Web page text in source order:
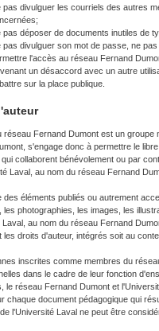
pas divulguer les courriels des autres
pas déposer de documents inutiles de
pas divulguer son mot de passe, ne
l'accès au réseau Fernand
un désaccord avec un autre
sur la place publique.
réseau Fernand Dumont est un
s'engage donc à permettre le
collaborent bénévolement ou par
Laval, au nom du réseau Fernand
des éléments publiés ou autrement
les photographies, les images, les
Laval, au nom du réseau Fernand
les droits d'auteur, intégrés soit au
inscrites comme membres du
dans le cadre de leur fonction
le réseau Fernand Dumont et
chaque document pédagogique qui
l'Université Laval ne peut être